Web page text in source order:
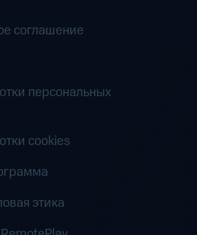
соглашение
персональных
cookies
этика